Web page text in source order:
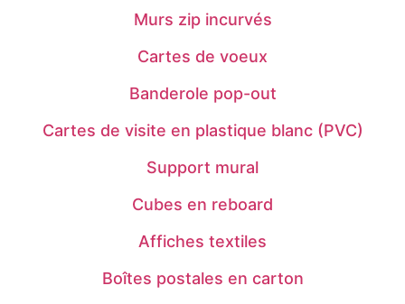
Murs zip incurvés
Cartes de voeux
Banderole pop-out
Cartes de visite en plastique blanc (PVC)
Support mural
Cubes en reboard
Affiches textiles
Boîtes postales en carton